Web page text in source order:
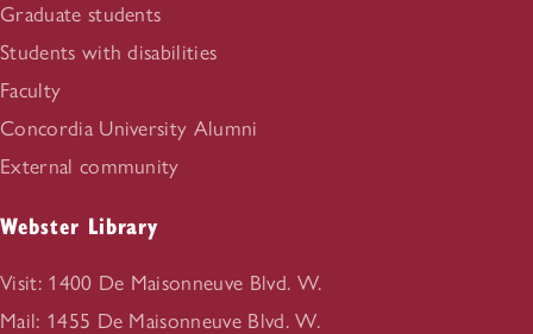
Graduate students
Students with disabilities
Faculty
Concordia University Alumni
External community
Webster Library
Visit: 1400 De Maisonneuve Blvd. W.
Mail: 1455 De Maisonneuve Blvd. W.